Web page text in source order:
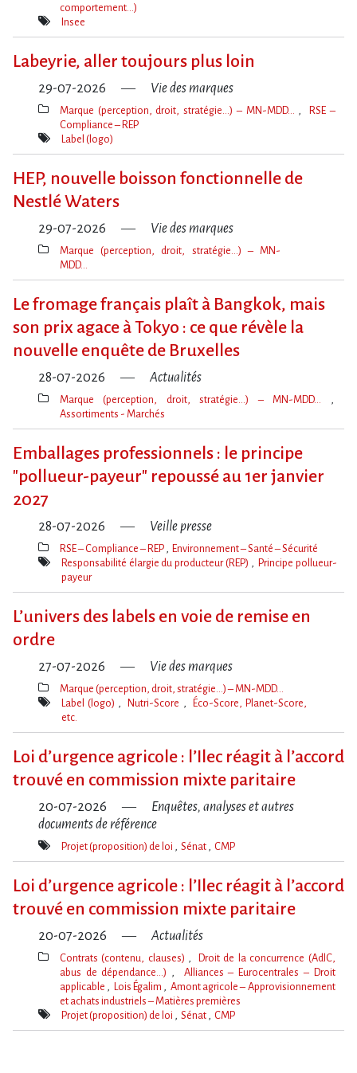
Thèmes(s)
comportement…)
Mot(s)-
Insee
Labeyrie, aller toujours plus loin
29-07-2026 Vie des marques
Thèmes(s)
Marque (perception, droit, stratégie…) – MN-MDD…
RSE –
Compliance – REP
Mot(s)-
Label (logo)
HEP, nouvelle boisson fonctionnelle de
Nestlé Waters
29-07-2026 Vie des marques
Thèmes(s)
Marque (perception, droit, stratégie…) – MN-
MDD…
Le fromage français plaît à Bangkok, mais
son prix agace à Tokyo : ce que révèle la
nouvelle enquête de Bruxelles
28-07-2026 Actualités
Thèmes(s)
Marque (perception, droit, stratégie…) – MN-MDD…
Assortiments - Marchés
Emballages professionnels : le principe
"pollueur-payeur" repoussé au 1er janvier
2027
28-07-2026 Veille presse
Thèmes(s)
RSE – Compliance – REP Environnement – Santé – Sécurité
Mot(s)-
Responsabilité élargie du producteur (REP)
Principe pollueur-
payeur
L’univers des labels en voie de remise en
ordre
27-07-2026 Vie des marques
Thèmes(s)
Marque (perception, droit, stratégie…) – MN-MDD…
Mot(s)-
Label (logo) Nutri-Score
Éco-Score, Planet-Score,
etc.
Loi d​‌’urgence agricole : l​‌’Ilec réagit à l​‌’accord
trouvé en commission mixte paritaire
20-07-2026
Enquêtes, analyses et autres
documents de référence
Mot(s)-
Projet (proposition) de loi Sénat CMP
Loi d​‌’urgence agricole : l​‌’Ilec réagit à l​‌’accord
trouvé en commission mixte paritaire
20-07-2026 Actualités
Thèmes(s)
Contrats (contenu, clauses)
Droit de la concurrence (AdlC,
abus de dépendance…)
Alliances – Eurocentrales – Droit
applicable
Lois Égalim
Amont agricole – Approvisionnement
et achats industriels – Matières premières
Mot(s)-
Projet (proposition) de loi Sénat CMP